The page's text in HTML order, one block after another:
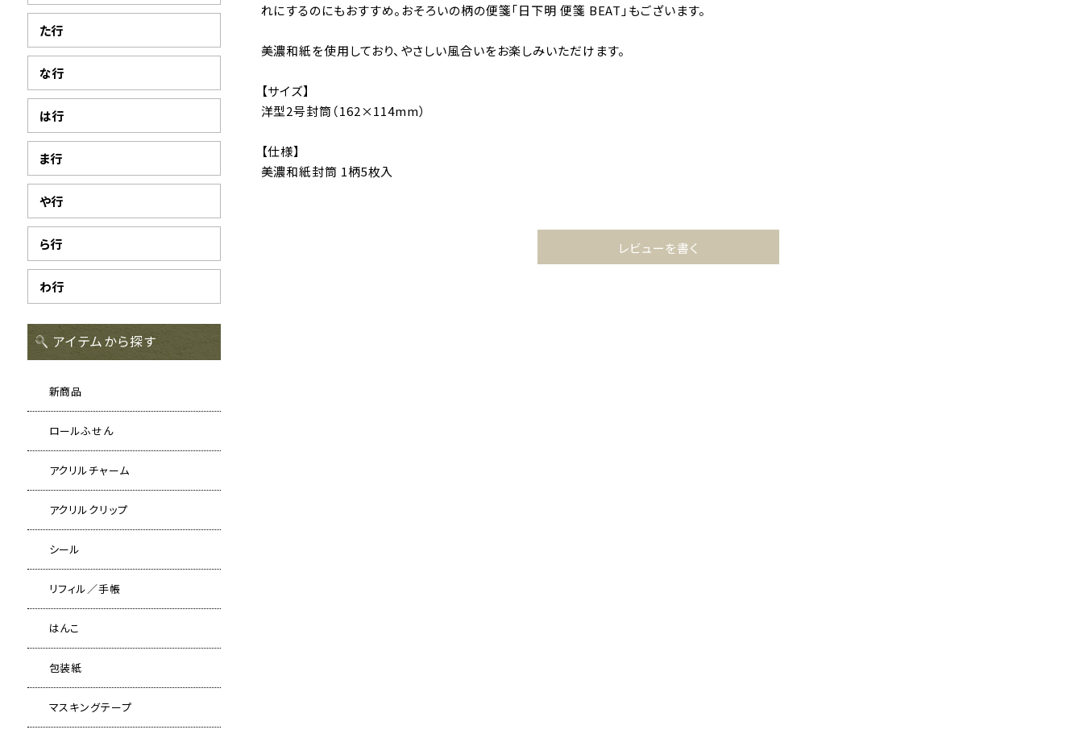
た行
な行
は行
ま行
や行
ら行
わ行
アイテムから探す
新商品
ロールふせん
アクリルチャーム
アクリルクリップ
シール
リフィル／手帳
はんこ
包装紙
マスキングテープ
れにするのにもおすすめ。おそろいの柄の便箋「日下明 便箋 BEAT」もございます。
美濃和紙を使用しており、やさしい風合いをお楽しみいただけます。
【サイズ】
洋型2号封筒（162×114mm）
【仕様】
美濃和紙封筒 1柄5枚入
レビューを書く